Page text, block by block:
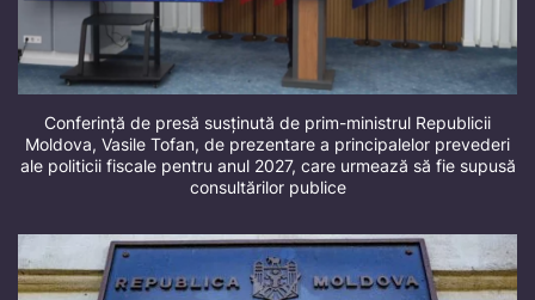
Conferință de presă susținută de prim-ministrul Republicii
Moldova, Vasile Tofan, de prezentare a principalelor prevederi
ale politicii fiscale pentru anul 2027, care urmează să fie supusă
consultărilor publice